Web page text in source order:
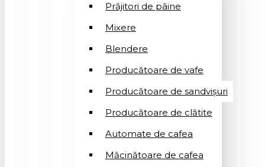
Prăjitori de pâine
Mixere
Blendere
Producătoare de vafe
Producătoare de sandvişuri
Producătoare de clătite
Automate de cafea
Măcinătoare de cafea